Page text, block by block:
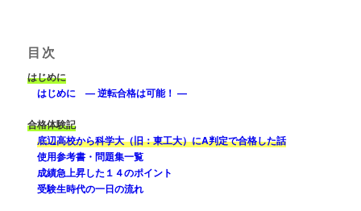
目次
はじめに
はじめに — 逆転合格は可能！ —
合格体験記
底辺高校から科学大（旧：東工大）にA判定で合格した話
使用参考書・問題集一覧
成績急上昇した１４のポイント
受験生時代の一日の流れ